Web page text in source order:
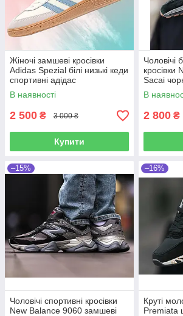
Жіночі замшеві кросівки
Adidas Spezial білі низькі кеди
спортивні адідас
В наявності
2 500 ₴ 3 000 ₴
Купити
Чоловічі
кросівки
Sacai
замшеві
В
2 800 ₴
–15%
Чоловічі спортивні кросівки
New Balance 9060 замшеві
–16%
Круті
Premiata